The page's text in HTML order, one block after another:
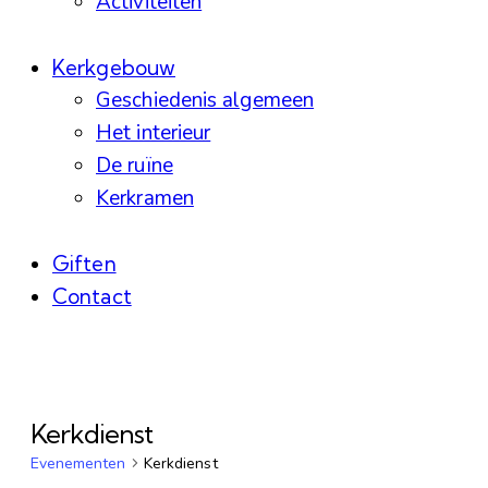
Kerkgebouw
Geschiedenis algemeen
Het interieur
De ruïne
Kerkramen
Giften
Contact
Kerkdienst
Evenementen Kerkdienst